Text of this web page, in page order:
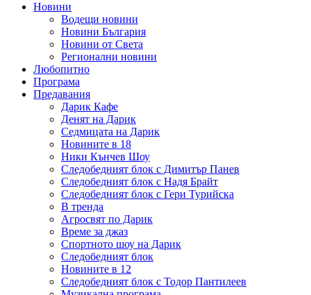
Новини
Водещи новини
Новини България
Новини от Света
Регионални новини
Любопитно
Програма
Предавания
Дарик Кафе
Денят на Дарик
Седмицата на Дарик
Новините в 18
Ники Кънчев Шоу
Следобедният блок с Димитър Панев
Следобедният блок с Надя Брайт
Следобедният блок с Гери Турийска
В тренда
Агросвят по Дарик
Време за джаз
Спортното шоу на Дарик
Следобедният блок
Новините в 12
Следобедният блок с Тодор Пантилеев